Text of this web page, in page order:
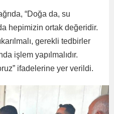
“Doğa da, su
hepimizin ortak değeridir.
gerekli tedbirler
işlem yapılmalıdır.
ifadelerine yer verildi.